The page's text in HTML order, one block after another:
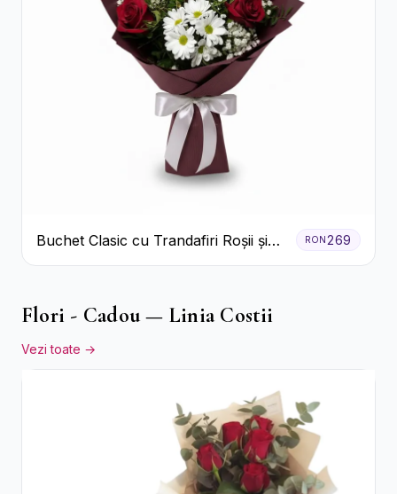
Buchet Clasic cu Trandafiri Roșii și
Crizanteme Albe
RON 269
Flori - Cadou — Linia Costii
Vezi toate →